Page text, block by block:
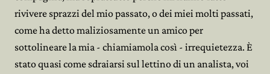
rivivere sprazzi del mio passato, o dei miei molti passati,
come ha detto maliziosamente un amico per
sottolineare la mia - chiamiamola così - irrequietezza. È
stato quasi come sdraiarsi sul lettino di un analista, voi